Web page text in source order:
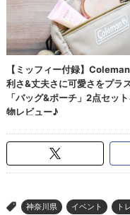
> 神奈川県 イベント ト